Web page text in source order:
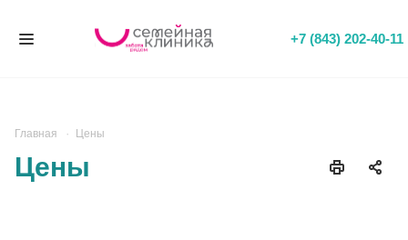
+7 (843) 202-40-11
Главная Цены
Цены